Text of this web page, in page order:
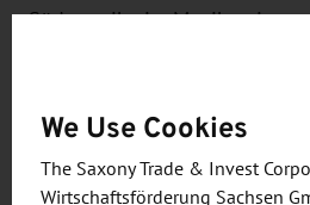
Südamerika ist Mexiko ein
Maschinenbauprodukte und
We Use Cookies
The Saxony Trade & Invest
Wirtschaftsförderung Sachsen